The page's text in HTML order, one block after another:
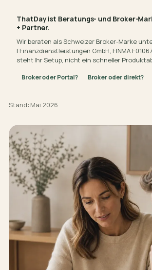
ThatDay ist Beratungs- und Broker-
+ Partner.
Wir beraten als Schweizer Broker-Marke
| Finanzdienstleistungen GmbH, FINMA
steht Ihr Setup, nicht ein schneller
Broker oder Portal? Broker oder direkt?
Stand: Mai 2026